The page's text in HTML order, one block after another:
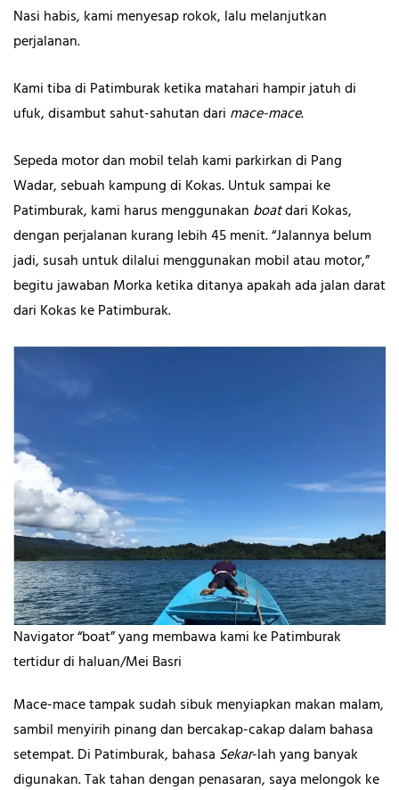
Nasi habis, kami menyesap rokok, lalu melanjutkan
perjalanan.
Kami tiba di Patimburak ketika matahari hampir jatuh di
ufuk, disambut sahut-sahutan dari mace-mace.
Sepeda motor dan mobil telah kami parkirkan di Pang
Wadar, sebuah kampung di Kokas. Untuk sampai ke
Patimburak, kami harus menggunakan boatdari Kokas,
dengan perjalanan kurang lebih 45 menit. “Jalannya belum
jadi, susah untuk dilalui menggunakan mobil atau motor,”
begitu jawaban Morka ketika ditanya apakah ada jalan darat
dari Kokas ke Patimburak.
Navigator “boat” yang membawa kami ke Patimburak
tertidur di haluan/Mei Basri
Mace-mace tampak sudah sibuk menyiapkan makan malam,
sambil menyirih pinang dan bercakap-cakap dalam bahasa
setempat. Di Patimburak, bahasa Sekar-lah yang banyak
digunakan. Tak tahan dengan penasaran, saya melongok ke